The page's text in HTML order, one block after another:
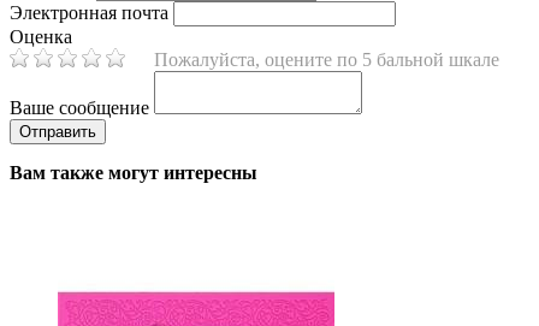
Электронная почта
Оценка
Пожалуйста, оцените по 5 бальной шкале
Ваше сообщение
Вам также могут интересны